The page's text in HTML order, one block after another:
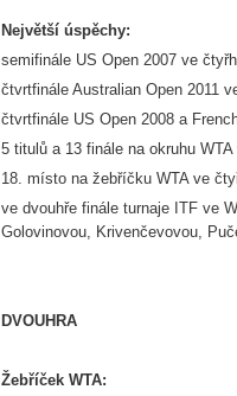
Největší úspěchy:
semifinále US Open 2007 ve
čtvrtfinále Australian Open 2011
čtvrtfinále US Open 2008 a
5 titulů a 13 finále na okruhu
18. místo na žebříčku WTA ve
ve dvouhře finále turnaje ITF ve
Golovinovou, Krivenčevovou,
DVOUHRA
Žebříček WTA: